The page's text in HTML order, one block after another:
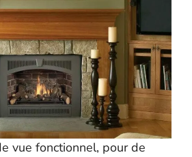
vue fonctionnel, pour de